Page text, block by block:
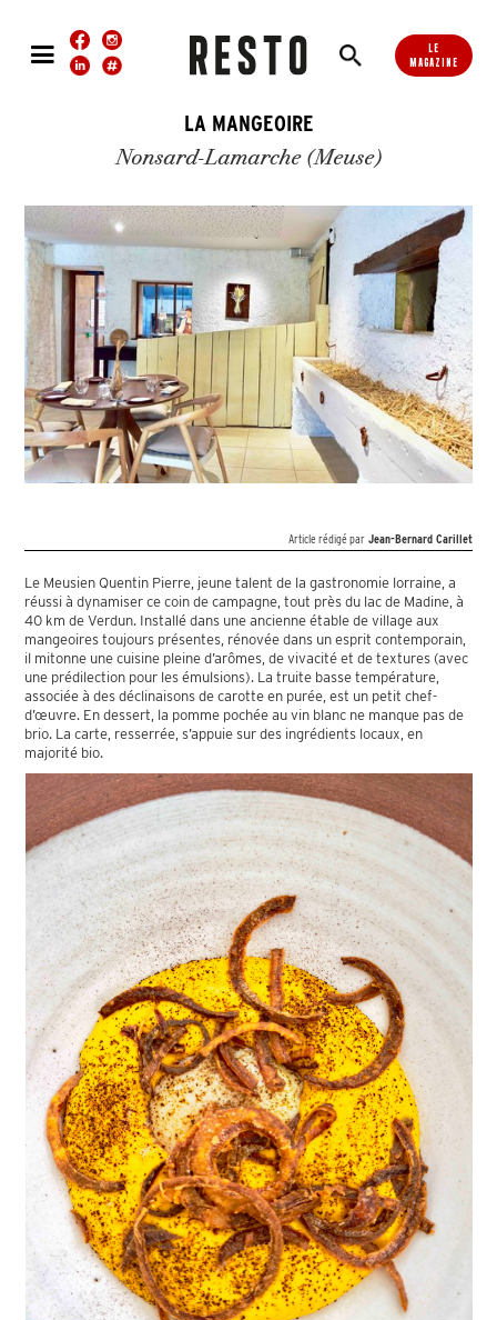
LE
MAGAZINE
LA MANGEOIRE
Nonsard-Lamarche (Meuse)
Article rédigé par Jean-Bernard Carillet
Le Meusien Quentin Pierre, jeune talent de la gastronomie lorraine, a
réussi à dynamiser ce coin de campagne, tout près du lac de Madine, à
40 km de Verdun. Installé dans une ancienne étable de village aux
mangeoires toujours présentes, rénovée dans un esprit contemporain,
il mitonne une cuisine pleine d’arômes, de vivacité et de textures (avec
une prédilection pour les émulsions). La truite basse température,
associée à des déclinaisons de carotte en purée, est un petit chef-
d’œuvre. En dessert, la pomme pochée au vin blanc ne manque pas de
brio. La carte, resserrée, s’appuie sur des ingrédients locaux, en
majorité bio.